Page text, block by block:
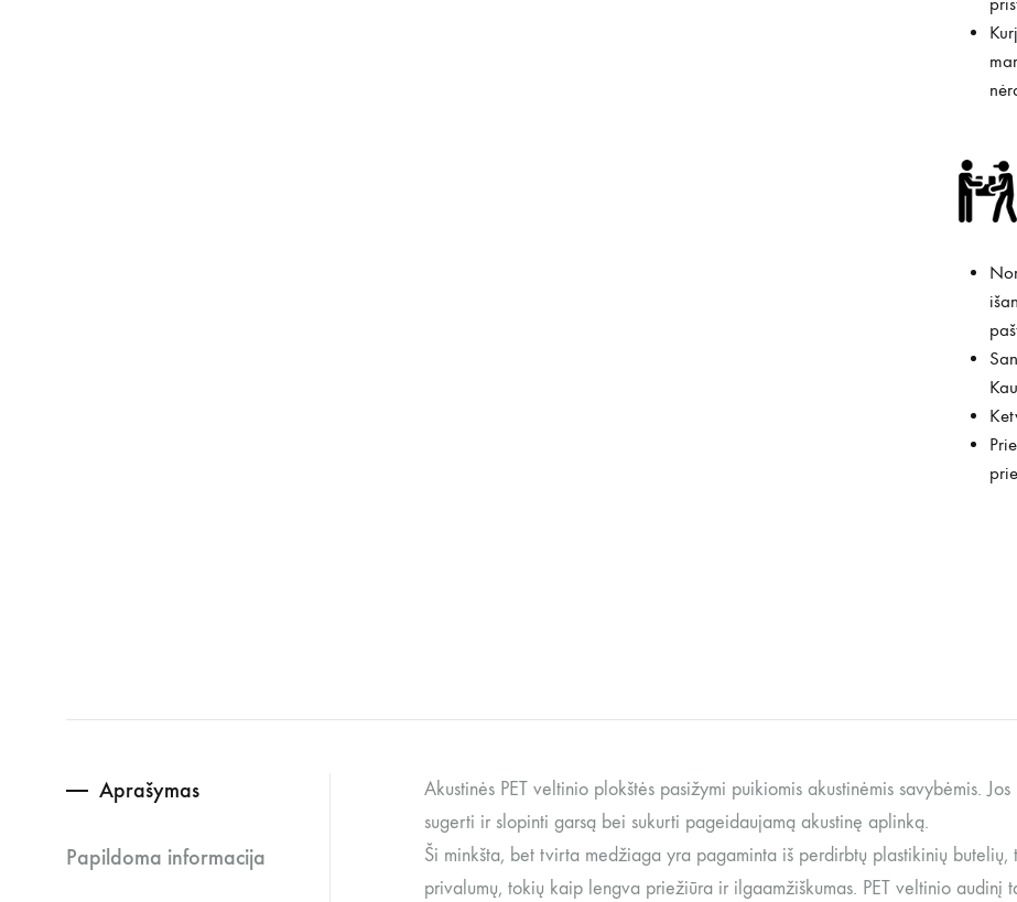
Aprašymas
Papildoma informacija
Akustinės PET veltinio plokštės pasižymi puikiomis akustinėmis savybėmis.
sugerti ir slopinti garsą bei sukurti pageidaujamą akustinę aplinką.
Ši minkšta, bet tvirta medžiaga yra pagaminta iš perdirbtų plastikinių
privalumų, tokių kaip lengva priežiūra ir ilgaamžiškumas. PET veltinio